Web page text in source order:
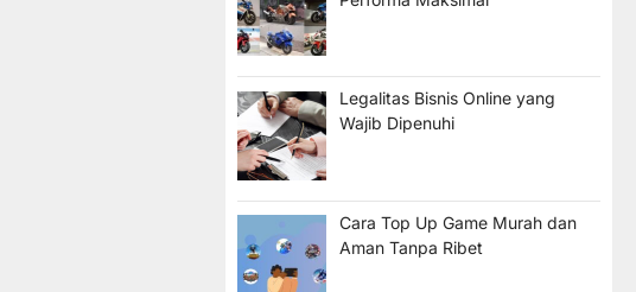
Legalitas Bisnis Online yang
Wajib Dipenuhi
Cara Top Up Game Murah dan
Aman Tanpa Ribet